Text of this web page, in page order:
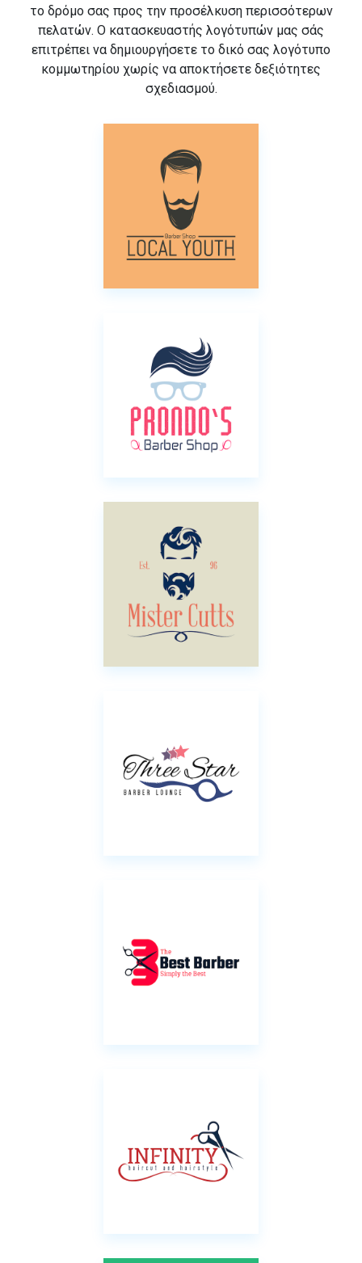
το δρόμο σας προς την προσέλκυση περισσότερων
πελατών. Ο κατασκευαστής λογότυπών μας σάς
επιτρέπει να δημιουργήσετε το δικό σας λογότυπο
κομμωτηρίου χωρίς να αποκτήσετε δεξιότητες
σχεδιασμού.